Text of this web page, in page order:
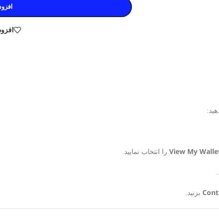
View My را انتخاب نمایید.
بزنید.